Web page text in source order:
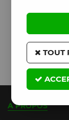
A PROPOS
TOUT